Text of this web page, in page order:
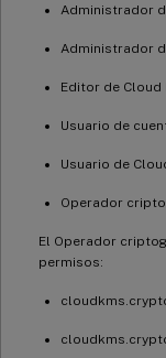
Administrador
Administrador
Editor de Cloud
Usuario de
Usuario de
Operador
El Operador
permisos: